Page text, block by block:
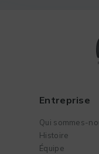
Entreprise
Qui sommes-
Histoire
Équipe